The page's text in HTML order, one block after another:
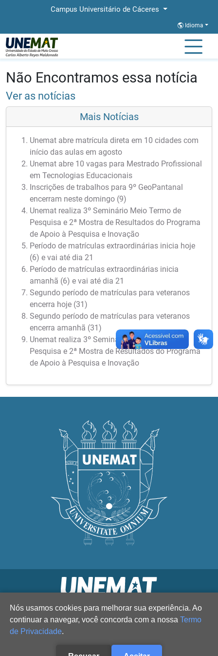
Campus Universitário de Cáceres
Idioma
Página Inicial
Não Encontramos essa notícia
Ver as notícias
Mais Notícias
Unemat abre matrícula direta em 10 cidades com
início das aulas em agosto
Unemat abre 10 vagas para Mestrado Profissional
em Tecnologias Educacionais
Inscrições de trabalhos para 9º GeoPantanal
encerram neste domingo (9)
Unemat realiza 3º Seminário Meio Termo de
Pesquisa e 2ª Mostra de Resultados do Programa
de Apoio à Pesquisa e Inovação
Período de matrículas extraordinárias inicia hoje
(6) e vai até dia 21
Período de matrículas extraordinárias inicia
amanhã (6) e vai até dia 21
Segundo período de matrículas para veteranos
encerra hoje (31)
Segundo período de matrículas para veteranos
encerra amanhã (31)
Unemat realiza 3º Seminário Meio Termo de
Pesquisa e 2ª Mostra de Resultados do Programa
de Apoio à Pesquisa e Inovação
Nós usamos cookies para melhorar sua experiência. Ao
continuar a navegar, você concorda com a nossa Termo
de Privacidade.